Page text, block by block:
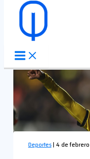
Ir al contenido
Deportes| 4 de